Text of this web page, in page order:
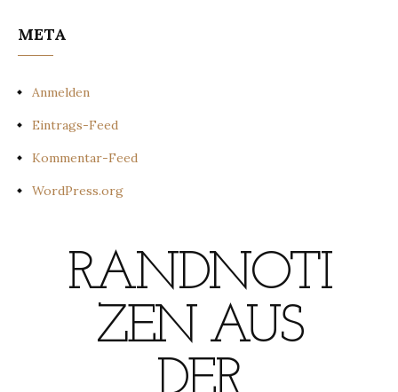
META
Anmelden
Eintrags-Feed
Kommentar-Feed
WordPress.org
RANDNOTI
ZEN AUS
DER